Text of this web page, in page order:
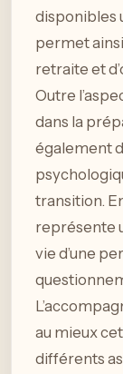
disponibles
permet
retraite et
Outre
dans la
également
transition.
représente
vie d’une
au mieux
différents